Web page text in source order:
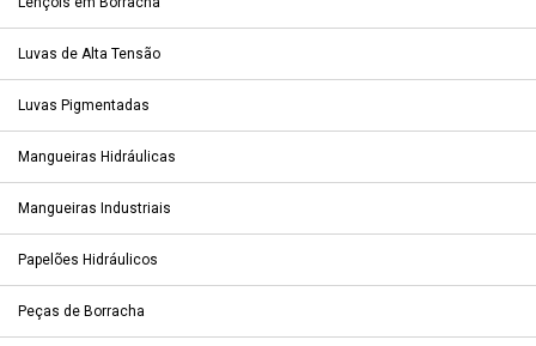
Luvas de Alta Tensão
Luvas Pigmentadas
Mangueiras Hidráulicas
Mangueiras Industriais
Papelões Hidráulicos
Peças de Borracha